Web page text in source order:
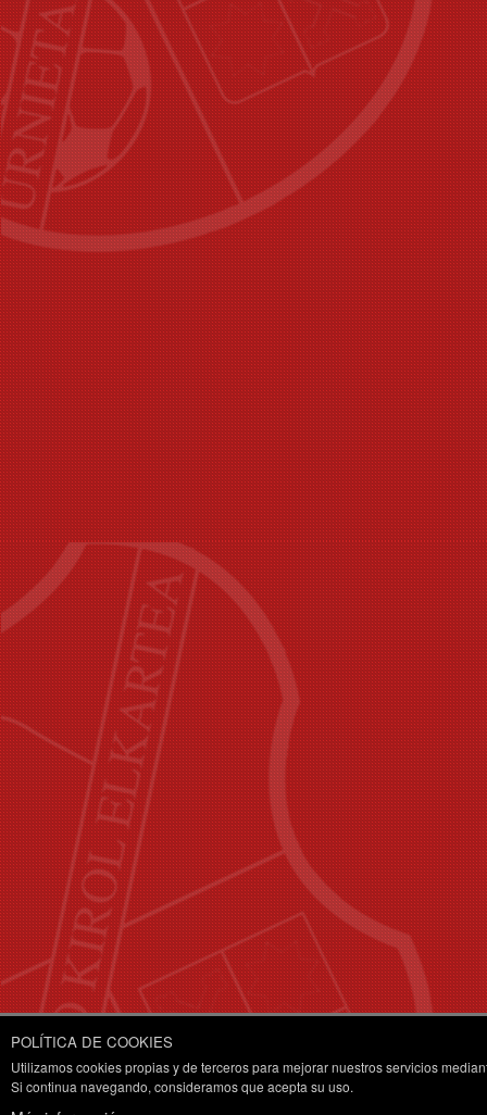
POLÍTICA DE COOKIES
Utilizamos cookies propias y de terceros para mejorar nuestros servicios
Si continua navegando, consideramos que acepta su uso.